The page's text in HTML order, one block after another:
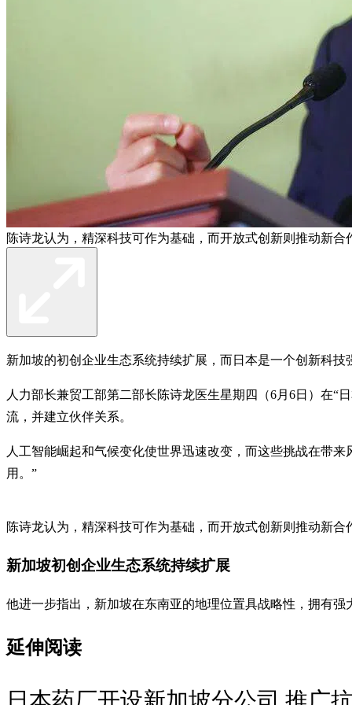
陈诗龙认为，精深科技可作为基础，而开放式创新则推动新
新加坡的初创企业生态系统持续扩展，而日本是一个创新科
人力部长兼贸工部第二部长陈诗龙医生星期四（6月6日）在“
流，并建立伙伴关系。
人工智能崛起和气候变化使世界迅速改变，而这些挑战在带
用。”
陈诗龙认为，精深科技可作为基础，而开放式创新则推动新
新加坡初创企业生态系统持续扩展
他进一步指出，新加坡在东南亚的地理位置具战略性，拥有
延伸阅读